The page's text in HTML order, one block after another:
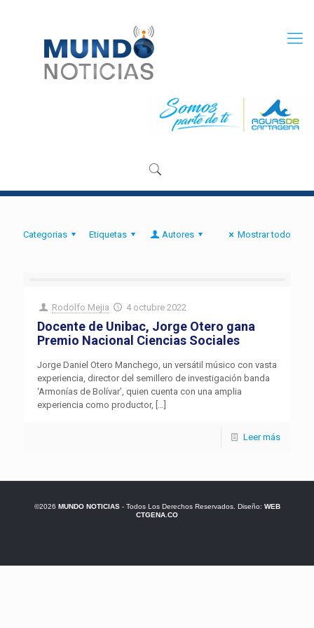
Categorias Etiquetas Autores Mostrar todo
Rodolfo Mejia 4 octubre 2022
Docente de Unibac, Jorge Otero gana
Premio Nacional Ciencias Sociales
Jorge Daniel Otero Manchego, un versátil músico con vasta
experiencia, director del semillero de investigación banda
‘Armonías de Bolívar’, quien cuenta con una amplia
experiencia como productor, […]
Leer más
©2026 MUNDO NOTICIAS- Todos Los Derechos Reservados. Diseño: WEB
CTGENA.CO